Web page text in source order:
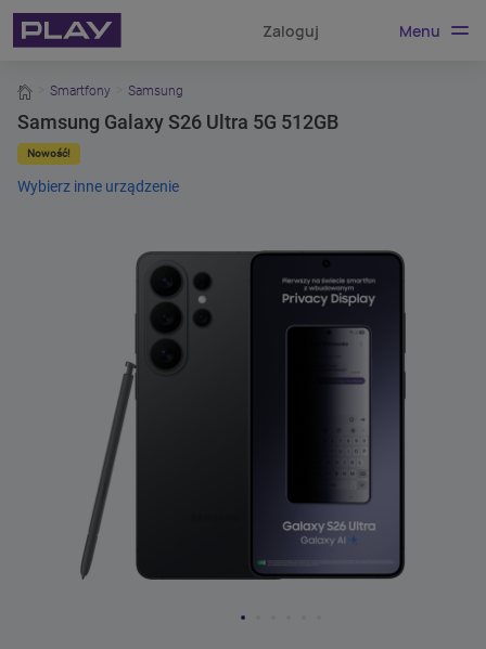
Zaloguj Menu
home
Smartfony Samsung
Samsung Galaxy S26 Ultra 5G 512GB
Nowość!
Wybierz inne urządzenie